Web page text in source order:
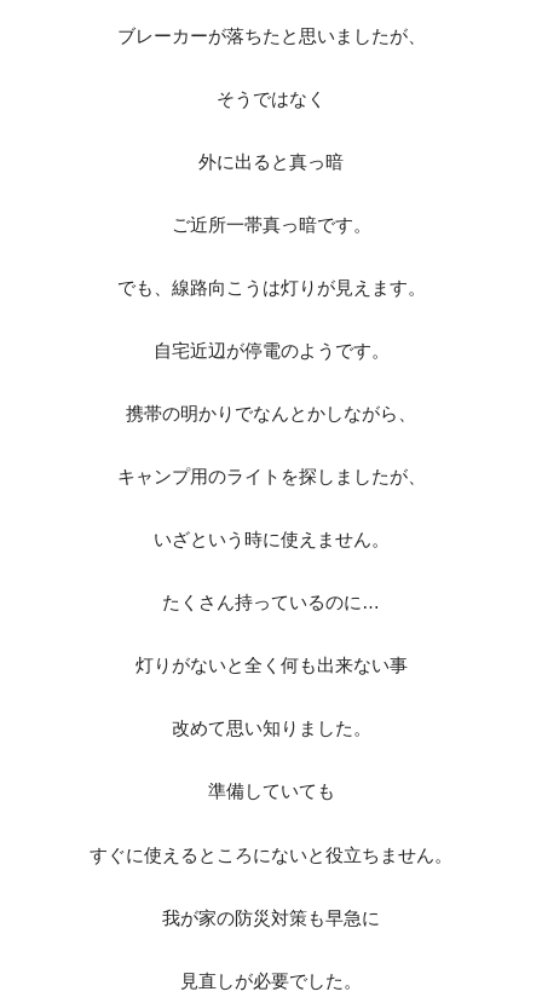
ブレーカーが落ちたと思いましたが、
そうではなく
外に出ると真っ暗
ご近所一帯真っ暗です。
でも、線路向こうは灯りが見えます。
自宅近辺が停電のようです。
携帯の明かりでなんとかしながら、
キャンプ用のライトを探しましたが、
いざという時に使えません。
たくさん持っているのに…
灯りがないと全く何も出来ない事
改めて思い知りました。
準備していても
すぐに使えるところにないと役立ちません。
我が家の防災対策も早急に
見直しが必要でした。